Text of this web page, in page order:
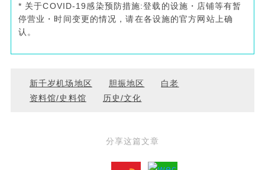
* 关于COVID-19感染预防措施:登载的设施・店铺等有暂
停营业・时间变更的情况，请在各设施的官方网站上确
认。
新千岁机场地区 胆振地区
白老
资料馆/史料馆
历史/文化
分享这篇文章